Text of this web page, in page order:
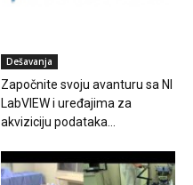
Dešavanja
Započnite svoju avanturu sa NI
LabVIEW i uređajima za
akviziciju podataka...